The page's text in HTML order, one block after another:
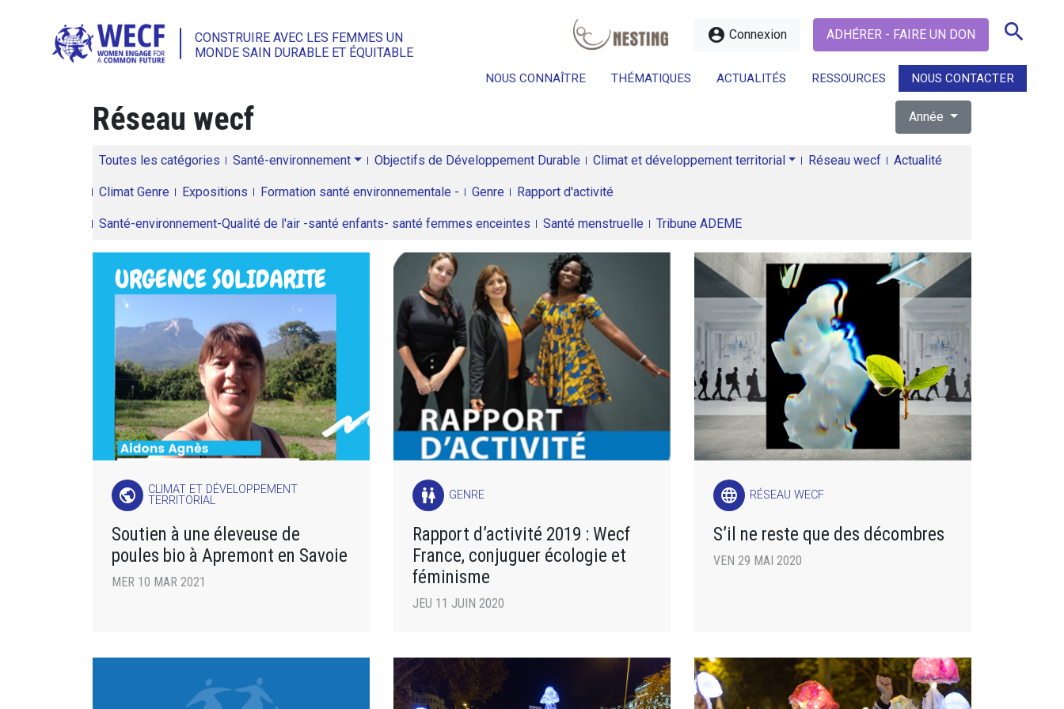
CONSTRUIRE AVEC LES FEMMES UN
MONDE SAIN DURABLE ET ÉQUITABLE
account_circle Connexion ADHÉRER - FAIRE UN DON search
NOUS CONNAÎTRE THÉMATIQUES ACTUALITÉS RESSOURCES NOUS CONTACTER
search
Réseau wecf Année
Toutes les catégories Santé-environnement Objectifs de Développement Durable Climat et développement territorial Réseau wecf Actualité
Climat Genre Expositions Formation santé environnementale - Genre Rapport d'activité
Santé-environnement-Qualité de l'air -santé enfants- santé femmes enceintes Santé menstruelle Tribune ADEME
public
CLIMAT ET DÉVELOPPEMENT
TERRITORIAL
Soutien à une éleveuse de
poules bio à Apremont en Savoie
MER 10 MAR 2021
wc GENRE
Rapport d’activité 2019 : Wecf
France, conjuguer écologie et
féminisme
JEU 11 JUIN 2020
language RÉSEAU WECF
S’il ne reste que des décombres
VEN 29 MAI 2020